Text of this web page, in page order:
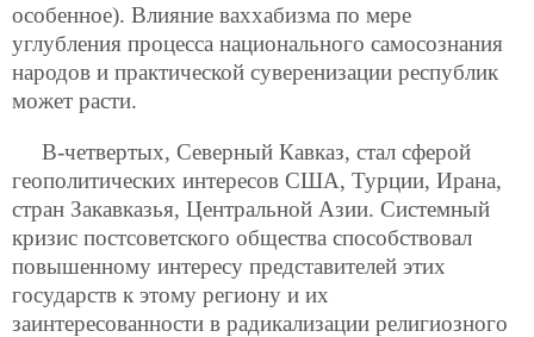
особенное). Влияние ваххабизма по мере
углубления процесса национального самосознания
народов и практической суверенизации республик
может расти.
В-четвертых, Северный Кавказ, стал сферой
геополитических интересов США, Турции, Ирана,
стран Закавказья, Центральной Азии. Системный
кризис постсоветского общества способствовал
повышенному интересу представителей этих
государств к этому региону и их
заинтересованности в радикализации религиозного